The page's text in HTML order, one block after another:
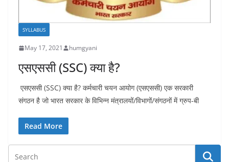
SYLLABUS
May 17, 2021 humgyani
एसएससी (SSC) क्या है?
एसएससी (SSC) क्या है? कर्मचारी चयन आयोग (एसएससी) एक सरकारी
संगठन है जो भारत सरकार के विभिन्न मंत्रालयों/विभागों/संगठनों में ग्रुप-बी
Read More